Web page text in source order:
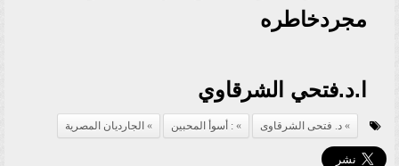
مجردخاطره
ا.د.فتحي الشرقاوي
د. فتحى الشرقاوى : أسوأ المحبين الجارديان المصرية